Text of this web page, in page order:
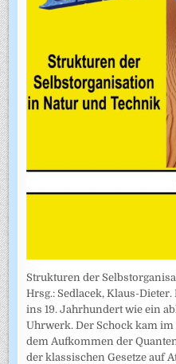
Strukturen der
Hrsg.: Sedlacek, Klaus-
ins 19. Jahrhundert wie ein
Uhrwerk. Der Schock kam
dem Aufkommen der
der klassischen Gesetze auf